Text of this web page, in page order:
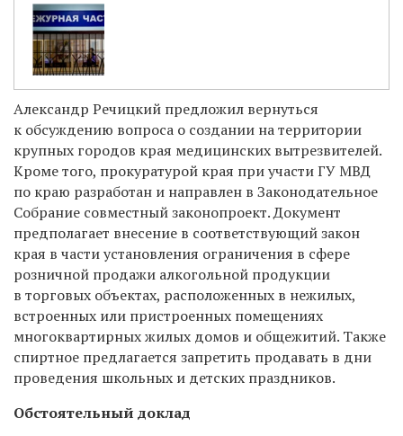
Александр Речицкий предложил вернуться
к обсуждению вопроса о создании на территории
крупных городов края медицинских вытрезвителей.
Кроме того, прокуратурой края при участи ГУ МВД
по краю разработан и направлен в Законодательное
Собрание совместный законопроект. Документ
предполагает внесение в соответствующий закон
края в части установления ограничения в сфере
розничной продажи алкогольной продукции
в торговых объектах, расположенных в нежилых,
встроенных или пристроенных помещениях
многоквартирных жилых домов и общежитий. Также
спиртное предлагается запретить продавать в дни
проведения школьных и детских праздников.
Обстоятельный доклад